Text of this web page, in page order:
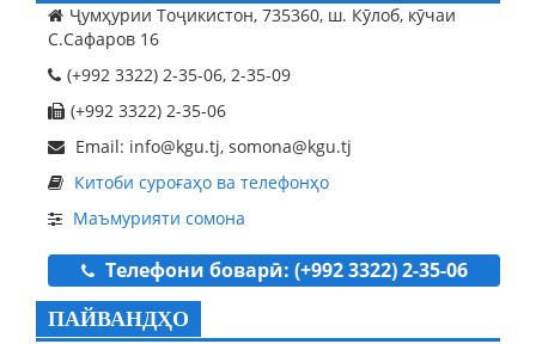
Ҷумҳурии Тоҷикистон, 735360, ш. Кӯлоб, кӯчаи
С.Сафаров 16
(+992 3322) 2-35-06, 2-35-09
(+992 3322) 2-35-06
Email: info@kgu.tj, somona@kgu.tj
Китоби суроғаҳо ва телефонҳо
Маъмурияти сомона
Телефони боварӣ: (+992 3322) 2-35-06
ПАЙВАНДҲО